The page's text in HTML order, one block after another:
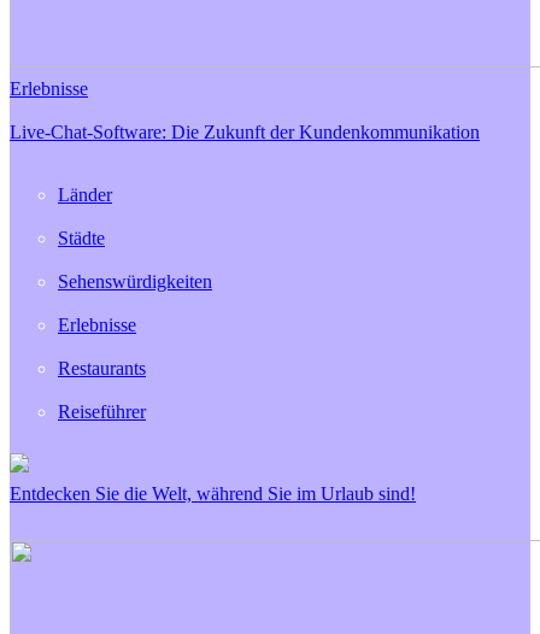
Erlebnisse
Live-Chat-Software: Die Zukunft der Kundenkommunikation
Länder
Städte
Sehenswürdigkeiten
Erlebnisse
Restaurants
Reiseführer
Entdecken Sie die Welt, während Sie im Urlaub sind!